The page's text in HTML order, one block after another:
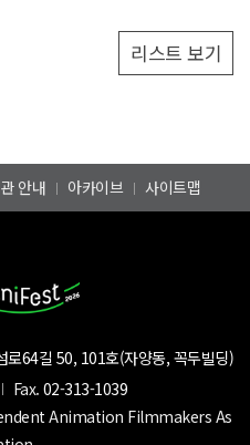
리스트 보기
안내 아카이브 사이트맵
로64길 50, 101호(자양동, 꼭두빌딩)
Fax. 02-313-1039
Animation Filmmakers As